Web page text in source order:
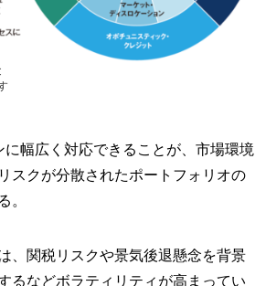
に幅広く対応できることが、市場環境
スクが分散されたポートフォリオの
。
、関税リスクや景気後退懸念を背景
るなどボラティリティが高まってい